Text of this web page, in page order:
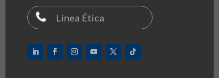
Línea Ética